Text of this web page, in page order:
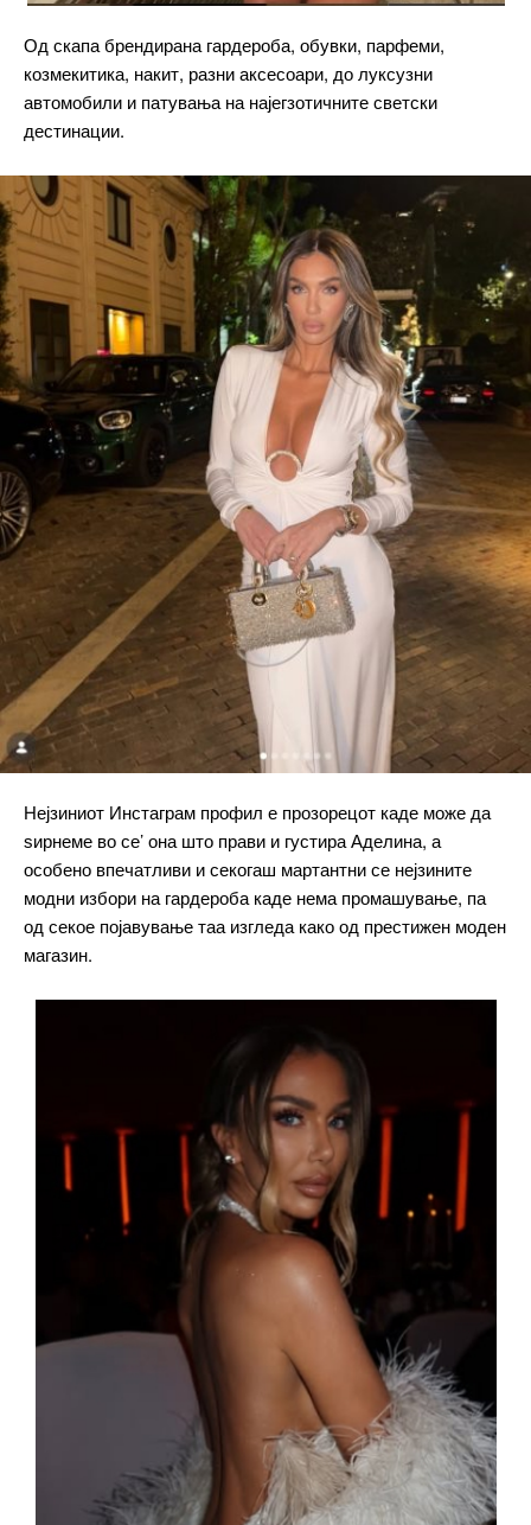
━ pricing plans
Free
бесплатно / forever
ИЗБЕРЕТЕ ПЛАН
Included for free:
Etiam est nibh, lobortis sit
Praesent euismod ac
Ut mollis pellentesque tortor
Nullam eu erat condimentum
Donec quis est ac felis
Orci varius natoque dolor
Pro
$100 / year placeholder text
ИЗБЕРЕТЕ ПЛАН
Ut mollis pellentesque tortor
Nullam eu erat condimentum
Donec quis est ac felis
Orci varius natoque dolor
Yearly pricing Monthly pricing
Од скапа брендирана гардероба, обувки, парфеми,
козмекитика, накит, разни аксесоари, до луксузни
автомобили и патувања на најегзотичните светски
дестинации.
Нејзиниот Инстаграм профил е прозорецот каде може да
ѕирнеме во се’ она што прави и густира Аделина, а
особено впечатливи и секогаш мартантни се нејзините
модни избори на гардероба каде нема промашување, па
од секое појавување таа изгледа како од престижен моден
магазин.